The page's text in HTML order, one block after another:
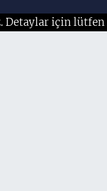
Detaylar için lütfen